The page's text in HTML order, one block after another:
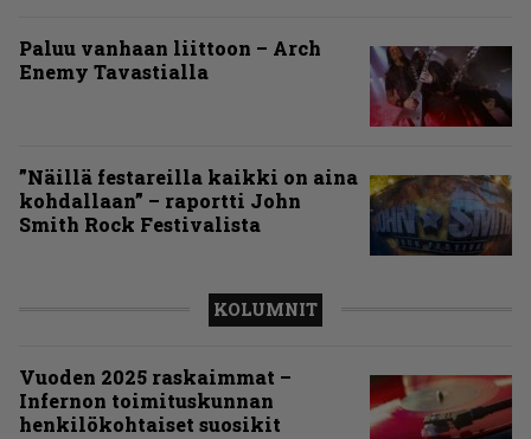
Paluu vanhaan liittoon – Arch
Enemy Tavastialla
”Näillä festareilla kaikki on aina
kohdallaan” – raportti John
Smith Rock Festivalista
KOLUMNIT
Vuoden 2025 raskaimmat –
Infernon toimituskunnan
henkilökohtaiset suosikit